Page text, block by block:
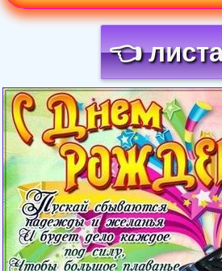
👈
Загрузка